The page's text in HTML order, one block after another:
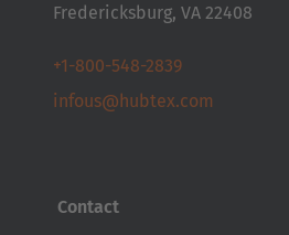
Fredericksburg, VA 22408
+1-800-548-2839
infous@hubtex.com
Contact